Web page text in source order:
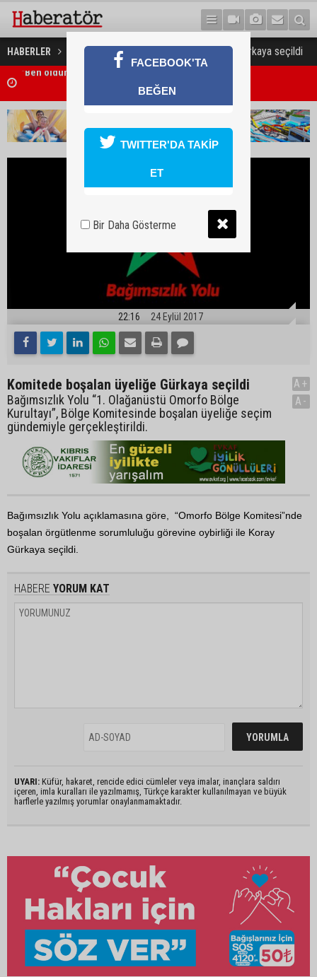
HABERLER GÜNDEM Komitede boşalan üyeliğe Gürkaya seçildi
"Liderlerin yapacağı görüşme, yeni ve sonuç alıcı 5+1 toplantısına
niteliği taşıyor"
22:16 24 Eylül 2017
Komitede boşalan üyeliğe Gürkaya seçildi
Bağımsızlık Yolu “1. Olağanüstü Omorfo Bölge
Kurultayı”, Bölge Komitesinde boşalan üyeliğe seçim
gündemiyle gerçekleştirildi.
A+
A-
Bağımsızlık Yolu açıklamasına göre, “Omorfo Bölge Komitesi”nde
boşalan örgütlenme sorumluluğu görevine oybirliği ile Koray
Gürkaya seçildi.
HABERE YORUM KAT
UYARI: Küfür, hakaret, rencide edici cümleler veya imalar, inançlara saldırı
içeren, imla kuralları ile yazılmamış, Türkçe karakter kullanılmayan ve büyük
harflerle yazılmış yorumlar onaylanmamaktadır.
FACEBOOK'TA
BEĞEN
TWITTER'DA TAKİP
ET
Bir Daha Gösterme